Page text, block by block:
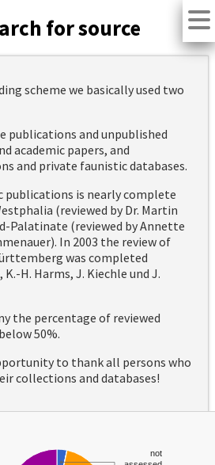
for source
scheme we basically used two
publications and unpublished
academic papers, and
and private faunistic databases.
publications is nearly complete
(reviewed by Dr. Martin
Palatinate (reviewed by Annette
In 2003 the review of
was completed
H. Harms, J. Kiechle und J.
the percentage of reviewed
50%.
to thank all persons who
collections and databases!
not